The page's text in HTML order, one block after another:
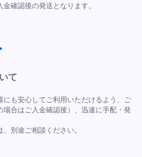
確認後の発送となります。
て
にも安心してご利用いただけるよう、ご
場合はご入金確認後）、迅速に手配・発
別途ご相談ください。